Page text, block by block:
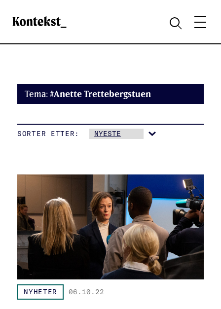
Kontekst
SØKMENY
Tema:#Anette Trettebergstuen
SORTER ETTER:
NYHETER 06.10.22